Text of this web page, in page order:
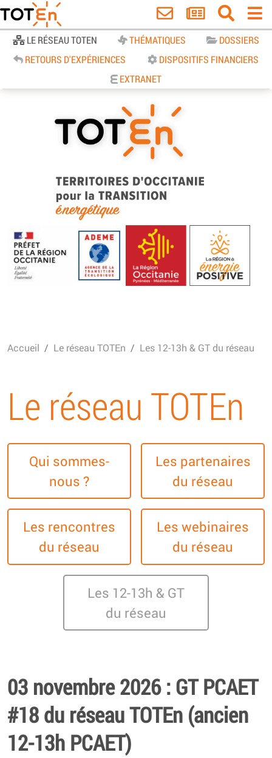
LE RÉSEAU TOTEN THÉMATIQUES
DOSSIERS
RETOURS D'EXPÉRIENCES
DISPOSITIFS FINANCIERS
EXTRANET
TOTEn Occitanie | Territoires
d’Occitanie pour la Transition
Energétique
Accueil Le réseau TOTEn Les 12-13h & GT du réseau
Le réseau TOTEn
Qui sommes-
nous ?
Les partenaires
du réseau
Les rencontres
du réseau
Les webinaires
du réseau
Les 12-13h & GT
du réseau
03 novembre 2026 : GT PCAET
#18 du réseau TOTEn (ancien
12-13h PCAET)